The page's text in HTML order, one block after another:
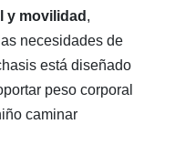
y movilidad ,
necesidades de
está diseñado
peso corporal
caminar